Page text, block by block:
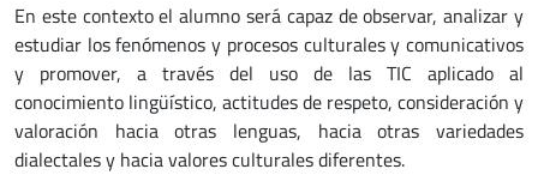
En este contexto el alumno será capaz de observar, analizar y
estudiar los fenómenos y procesos culturales y comunicativos
y promover, a través del uso de las TIC aplicado al
conocimiento lingüístico, actitudes de respeto, consideración y
valoración hacia otras lenguas, hacia otras variedades
dialectales y hacia valores culturales diferentes.